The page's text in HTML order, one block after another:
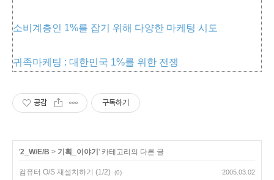
소비계층인 1%를 잡기 위해 다양한 마케팅 시도
귀족마케팅 : 대한민국 1%를 위한 전쟁
공감 구독하기
'2_W/E/B > 기획_이야기 ' 카테고리의 다른 글
컴퓨터 O/S 재설치하기 (1/2) (0) 2005.03.02